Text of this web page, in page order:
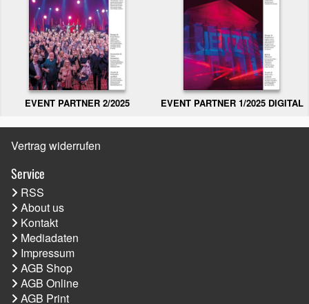
EVENT PARTNER 2/2025 EVENT PARTNER 1/2025 DIGITAL
Vertrag widerrufen
Service
RSS
About us
Kontakt
Mediadaten
Impressum
AGB Shop
AGB Online
AGB Print